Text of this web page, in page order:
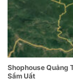
Shophouse Quảng
Sầm Uất